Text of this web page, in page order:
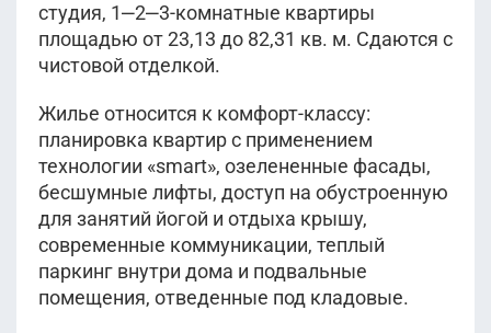
студия, 1‒2‒3-комнатные квартиры
площадью от 23,13 до 82,31 кв. м. Сдаются с
чистовой отделкой.
Жилье относится к комфорт-классу:
планировка квартир с применением
технологии «smart», озелененные фасады,
бесшумные лифты, доступ на обустроенную
для занятий йогой и отдыха крышу,
современные коммуникации, теплый
паркинг внутри дома и подвальные
помещения, отведенные под кладовые.